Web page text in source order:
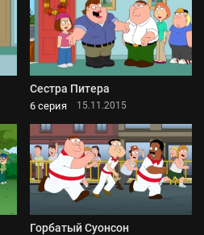
Сестра Питера
6 серия 15.11.2015
Горбатый Суонсон